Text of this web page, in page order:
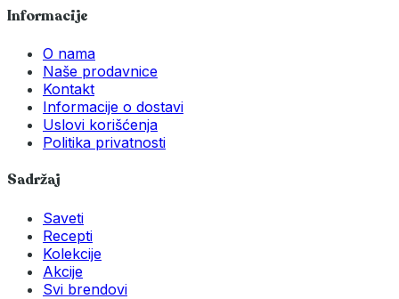
Informacije
O nama
Naše prodavnice
Kontakt
Informacije o dostavi
Uslovi korišćenja
Politika privatnosti
Sadržaj
Saveti
Recepti
Kolekcije
Akcije
Svi brendovi